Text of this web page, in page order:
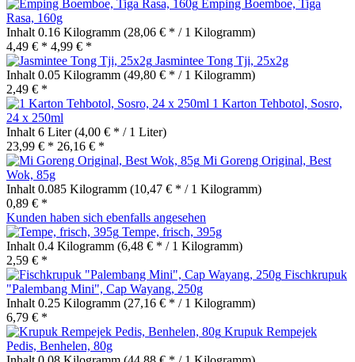
Emping Boemboe, Tiga
Rasa, 160g
Inhalt 0.16 Kilogramm (28,06 € * / 1 Kilogramm)
4,49 € * 4,99 € *
Jasmintee Tong Tji, 25x2g
Inhalt 0.05 Kilogramm (49,80 € * / 1 Kilogramm)
2,49 € *
1 Karton Tehbotol, Sosro,
24 x 250ml
Inhalt 6 Liter(4,00 € * / 1 Liter)
23,99 € * 26,16 € *
Mi Goreng Original, Best
Wok, 85g
Inhalt 0.085 Kilogramm (10,47 € * / 1 Kilogramm)
0,89 € *
Kunden haben sich ebenfalls angesehen
Tempe, frisch, 395g
Inhalt 0.4 Kilogramm (6,48 € * / 1 Kilogramm)
2,59 € *
Fischkrupuk
"Palembang Mini", Cap Wayang, 250g
Inhalt 0.25 Kilogramm (27,16 € * / 1 Kilogramm)
6,79 € *
Krupuk Rempejek
Pedis, Benhelen, 80g